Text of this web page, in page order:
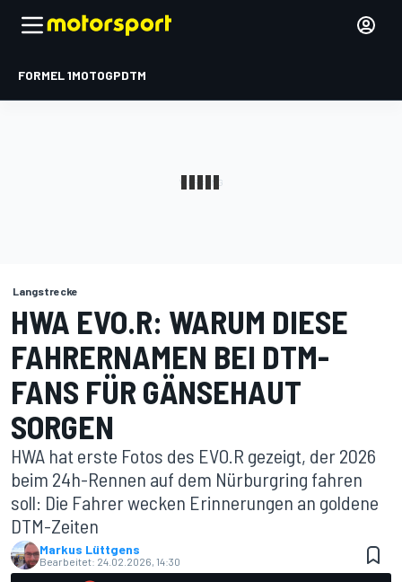
FORMEL 1MOTOGPDTM
Langstrecke
HWA EVO.R: WARUM DIESE
FAHRERNAMEN BEI DTM-
FANS FÜR GÄNSEHAUT
SORGEN
HWA hat erste Fotos des EVO.R gezeigt, der 2026
beim 24h-Rennen auf dem Nürburgring fahren
soll: Die Fahrer wecken Erinnerungen an goldene
DTM-Zeiten
Markus Lüttgens
Bearbeitet: 24.02.2026, 14:30